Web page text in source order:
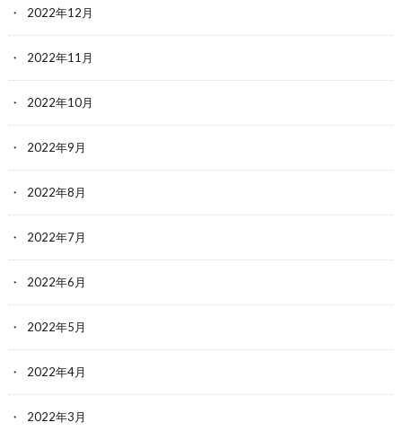
2022年12月
2022年11月
2022年10月
2022年9月
2022年8月
2022年7月
2022年6月
2022年5月
2022年4月
2022年3月